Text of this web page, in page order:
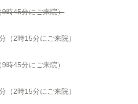
時45分にご来院）
2時15分にご来院）
45分にご来院）
2時15分にご来院）